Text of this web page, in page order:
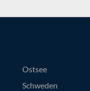
Ostsee
Schweden